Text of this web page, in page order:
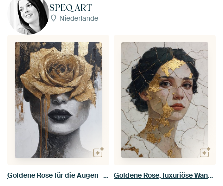
SPEQ ART
Niederlande
Goldene Rose für die Augen – Luxuriöses abstraktes Frauenporträt mit goldenen Akzenten Goldene Rose, luxuriöse Wanddekoration, abstraktes Frauenporträt, goldene Akzente, moderne Kunst, Schwarz-Weiß-Kunst, exklusive Wanddekoration, elegante Wandkunst, Design-Interieur, auffälliges Kunstwerk